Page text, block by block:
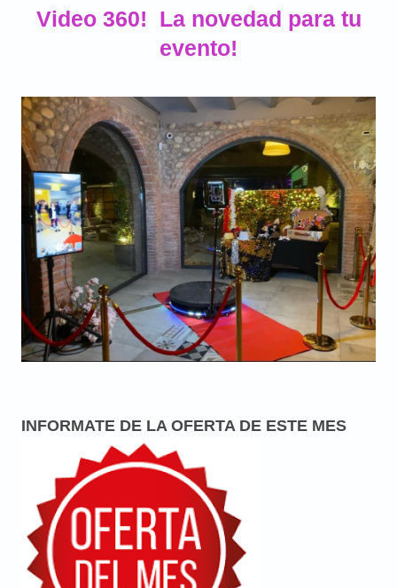
Video 360! La novedad para tu
evento!
INFORMATE DE LA OFERTA DE ESTE MES